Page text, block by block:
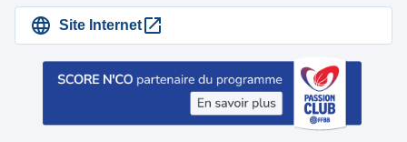
Site Internet